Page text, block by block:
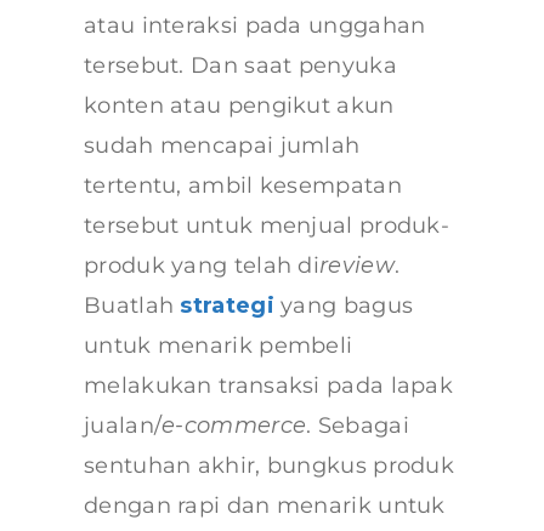
atau interaksi pada unggahan
tersebut. Dan saat penyuka
konten atau pengikut akun
sudah mencapai jumlah
tertentu, ambil kesempatan
tersebut untuk menjual produk-
produk yang telah direview.
Buatlah strategiyang bagus
untuk menarik pembeli
melakukan transaksi pada lapak
jualan/e-commerce. Sebagai
sentuhan akhir, bungkus produk
dengan rapi dan menarik untuk